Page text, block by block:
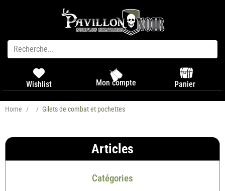
Wishlist Mon compte Panier
Home / / Gilets de combat et pochettes
Articles
Catégories